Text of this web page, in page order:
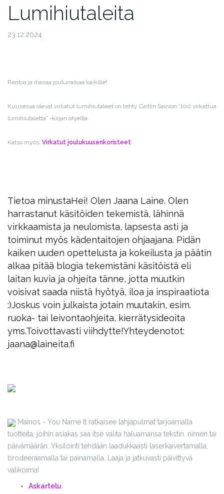
Lumihiutaleita
23.12.2024
Rentoa ja ihanaa joulunaikaa kaikille!
Kuusessa olevat virkatut lumihiutaleet on tehty Caitlin Sainion ”100 virkattua
lumihiutaletta” -kirjan ohjeilla.
Katso myös: Virkatut joulukuusenkoristeet
Tietoa minustaHei! Olen Jaana Laine. Olen
harrastanut käsitöiden tekemistä, lähinnä
virkkaamista ja neulomista, lapsesta asti ja
toiminut myös kädentaitojen ohjaajana. Pidän
kaiken uuden opettelusta ja kokeilusta ja päätin
alkaa pitää blogia tekemistäni käsitöistä eli
laitan kuvia ja ohjeita tänne, jotta muutkin
voisivat saada niistä hyötyä, iloa ja inspiraatiota
:)Joskus voin julkaista jotain muutakin, esim.
ruoka- tai leivontaohjeita, kierrätysideoita
yms.Toivottavasti viihdytte!Yhteydenotot:
jaana@laineita.fi
Mainos - You Name It ratkaisee lahjapulmat tarjoamalla
tuotteita, joihin asiakas saa itse valita haluamansa tekstin, nimen tai
päivämäärän. Yksilöinti tehdään laadukkaasti laserkaivertamalla,
brodeeraamalla tai painamalla. Laaja ja jatkuvasti päivittyvä
valikoima!
Askartelu